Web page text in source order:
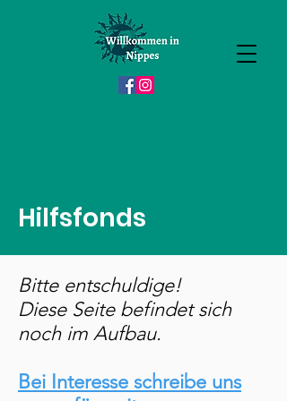
Hilfsfonds
Bitte entschuldige!
Diese Seite befindet sich
noch im Aufbau.
Bei Interesse schreibe uns